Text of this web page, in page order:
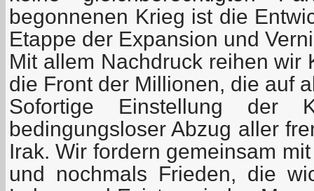
begonnenen Krieg ist die
Etappe der Expansion und
Mit allem Nachdruck reihen wir
die Front der Millionen, die auf
Sofortige Einstellung der
bedingungsloser Abzug aller
Irak. Wir fordern gemeinsam
und nochmals Frieden, die